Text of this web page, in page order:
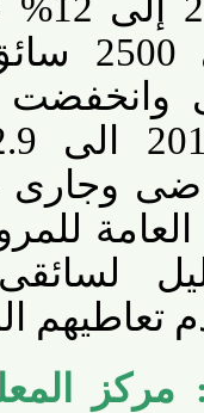
الكشف على
وجارى ،